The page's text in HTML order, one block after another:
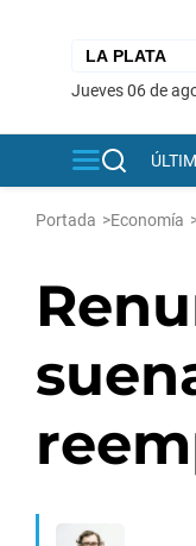
jueves 06 de
Portada >Economía